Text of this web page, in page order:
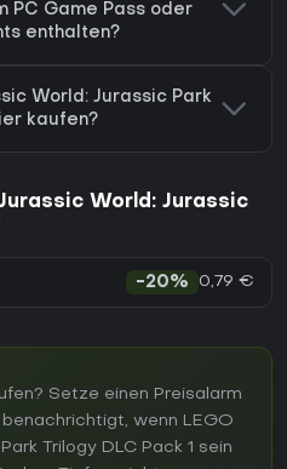
PC Game Pass oder
enthalten?
World: Jurassic Park
kaufen?
World: Jurassic
-20% 0,79 €
Setze einen Preisalarm
wenn LEGO
Trilogy DLC Pack 1 sein